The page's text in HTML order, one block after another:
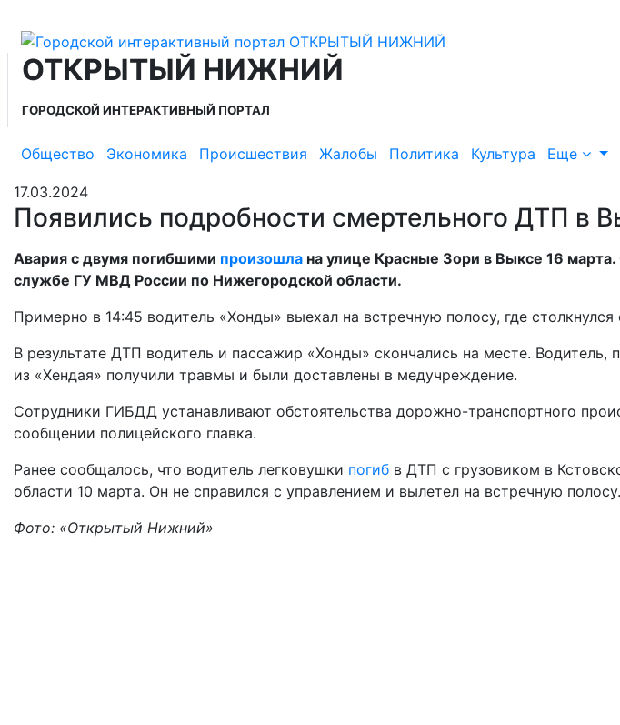
ОТКРЫТЫЙ НИЖНИЙ
ГОРОДСКОЙ ИНТЕРАКТИВНЫЙ ПОРТАЛ
Общество Экономика Происшествия Жалобы Политика Культура Еще
17.03.2024
Появились подробности смертельного ДТП в
Авария с двумя погибшими произошла на улице Красные Зори в Выксе 16
службе ГУ МВД России по Нижегородской области.
Примерно в 14:45 водитель «Хонды» выехал на встречную полосу, где
В результате ДТП водитель и пассажир «Хонды» скончались на месте. Водитель,
из «Хендая» получили травмы и были доставлены в медучреждение.
Сотрудники ГИБДД устанавливают обстоятельства дорожно-транспортного
сообщении полицейского главка.
Ранее сообщалось, что водитель легковушки погиб в ДТП с грузовиком в
области 10 марта. Он не справился с управлением и вылетел на встречную полосу.
Фото: «Открытый Нижний»